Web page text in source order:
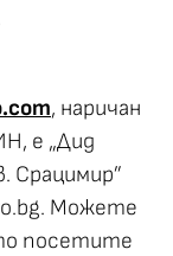
, наричан
е „Дид
Срацимир”
. Можете
посетите